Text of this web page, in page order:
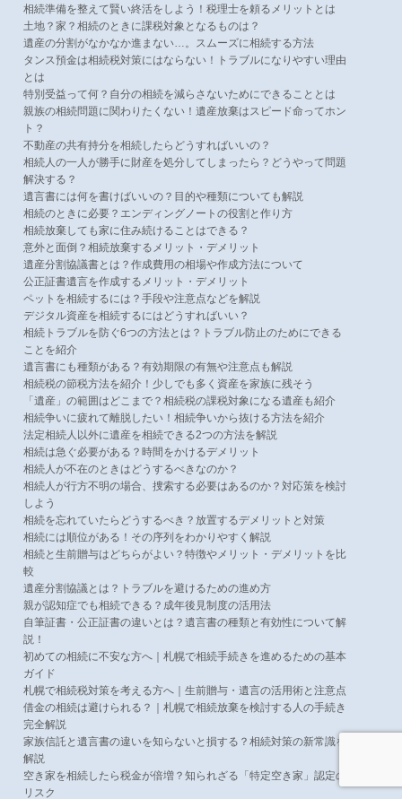
相続準備を整えて賢い終活をしよう！税理士を頼るメリットとは
土地？家？相続のときに課税対象となるものは？
遺産の分割がなかなか進まない…。スムーズに相続する方法
タンス預金は相続税対策にはならない！トラブルになりやすい理由
とは
特別受益って何？自分の相続を減らさないためにできることとは
親族の相続問題に関わりたくない！遺産放棄はスピード命ってホン
ト？
不動産の共有持分を相続したらどうすればいいの？
相続人の一人が勝手に財産を処分してしまったら？どうやって問題
解決する？
遺言書には何を書けばいいの？目的や種類についても解説
相続のときに必要？エンディングノートの役割と作り方
相続放棄しても家に住み続けることはできる？
意外と面倒？相続放棄するメリット・デメリット
遺産分割協議書とは？作成費用の相場や作成方法について
公正証書遺言を作成するメリット・デメリット
ペットを相続するには？手段や注意点などを解説
デジタル資産を相続するにはどうすればいい？
相続トラブルを防ぐ6つの方法とは？トラブル防止のためにできる
ことを紹介
遺言書にも種類がある？有効期限の有無や注意点も解説
相続税の節税方法を紹介！少しでも多く資産を家族に残そう
「遺産」の範囲はどこまで？相続税の課税対象になる遺産も紹介
相続争いに疲れて離脱したい！相続争いから抜ける方法を紹介
法定相続人以外に遺産を相続できる2つの方法を解説
相続は急ぐ必要がある？時間をかけるデメリット
相続人が不在のときはどうするべきなのか？
相続人が行方不明の場合、捜索する必要はあるのか？対応策を検討
しよう
相続を忘れていたらどうするべき？放置するデメリットと対策
相続には順位がある！その序列をわかりやすく解説
相続と生前贈与はどちらがよい？特徴やメリット・デメリットを比
較
遺産分割協議とは？トラブルを避けるための進め方
親が認知症でも相続できる？成年後見制度の活用法
自筆証書・公正証書の違いとは？遺言書の種類と有効性について解
説！
初めての相続に不安な方へ｜札幌で相続手続きを進めるための基本
ガイド
札幌で相続税対策を考える方へ｜生前贈与・遺言の活用術と注意点
借金の相続は避けられる？｜札幌で相続放棄を検討する人の手続き
完全解説
家族信託と遺言書の違いを知らないと損する？相続対策の新常識を
解説
空き家を相続したら税金が倍増？知られざる「特定空き家」認定の
リスク